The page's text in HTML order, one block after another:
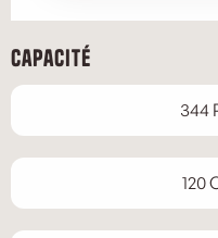
Capacité
344
120